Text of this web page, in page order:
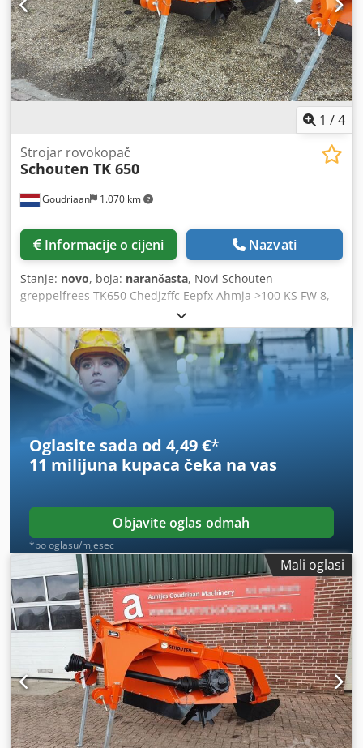
lanca i kraka: 690 kg Deutz dizelski motor TD 2.9L Tier IV
Final/Stage V Snaga motora: 67 KS Okretni moment: 235
Nm Codpfxoy Htgqs Ahmoha Sistemski tlak: 350 bar
Kapacitet pumpe: 117 l/min Radni sati: 98 h OPREMA
Bočno pomični frezni krak Veliki povratni kotač Standardni
SHARK - COMBO frezni lanac CE certifikat
1 /4
Goudriaan 1.070 km
Strojar rovokopač
Schouten TK 650
Informacije o cijeni Nazvati
Stanje: novo, boja: narančasta, Novi Schouten
greppelfrees TK650 Chedjzffc Eepfx Ahmja >100 KS FW 8,
kanal na dnu širok 8 cm Maksimalna dubina 30 cm
Mehanički podesiva izbacivačka klapna Kompletan s
kardanskom osovinom Ova greppelfrees sa superfrezer
točkom ima dvostruko više noževa i čistača u usporedbi s
modelima TK25 i TK45. Ima izvanredan kapacitet i vrlo je
prikladan za izradu novih kanala. Stanje: Novo
Oglasite sada od 4,49 €*
11 milijuna kupaca čeka na vas
Objavite oglas odmah
*po oglasu/mjesec
Mali oglasi